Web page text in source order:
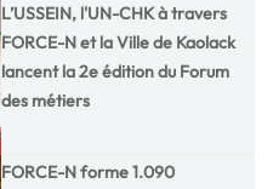
L’USSEIN, l'UN-CHK à travers
FORCE-N et la Ville de Kaolack
lancent la 2e édition du Forum
des métiers
FORCE-N forme 1.090